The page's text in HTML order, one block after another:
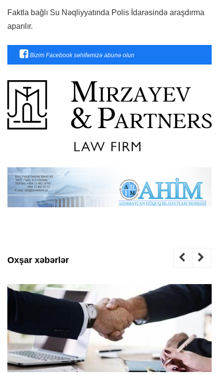
Faktla bağlı Su Nəqliyyatında Polis İdarəsində araşdırma
aparılır.
Bizim Facebook səhifəmizə abunə olun
Oxşar xəbərlər